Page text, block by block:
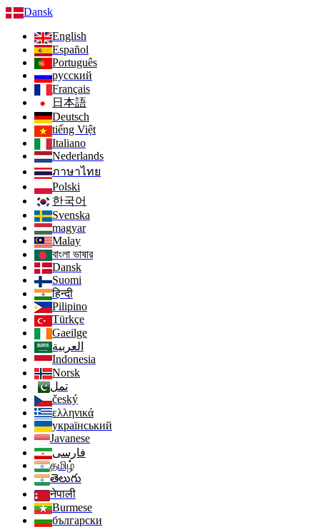
Dansk
English
Español
Português
русский
Français
日本語
Deutsch
tiếng Việt
Italiano
Nederlands
ภาษาไทย
Polski
한국어
Svenska
magyar
Malay
বাংলা ভাষার
Dansk
Suomi
हिन्दी
Pilipino
Türkçe
Gaeilge
العربية
Indonesia
Norsk‎
تمل
český
ελληνικά
український
Javanese
فارسی
தமிழ்
తెలుగు
नेपाली
Burmese
български